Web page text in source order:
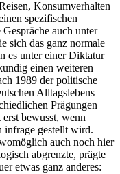
Konsumverhalten
spezifischen
auch unter
sich das ganz normale
es unter einer Diktatur
einen weiteren
1989 der politische
Alltagslebens
Prägungen
bewusst, wenn
infrage gestellt wird.
auch noch hier
abgrenzte, prägte
etwas ganz anderes: